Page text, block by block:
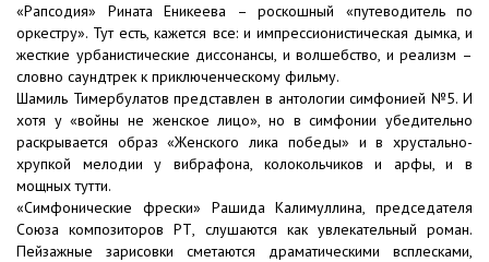
«Рапсодия» Рината Еникеева – роскошный «путеводитель по
оркестру». Тут есть, кажется все: и импрессионистическая дымка, и
жесткие урбанистические диссонансы, и волшебство, и реализм –
словно саундтрек к приключенческому фильму.
Шамиль Тимербулатов представлен в антологии симфонией №5. И
хотя у «войны не женское лицо», но в симфонии убедительно
раскрывается образ «Женского лика победы» и в хрустально-
хрупкой мелодии у вибрафона, колокольчиков и арфы, и в
мощных тутти.
«Симфонические фрески» Рашида Калимуллина, председателя
Союза композиторов РТ, слушаются как увлекательный роман.
Пейзажные зарисовки сметаются драматическими всплесками,